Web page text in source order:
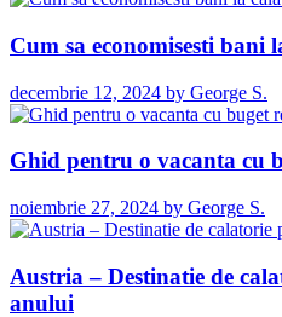
Cum sa economisesti bani
decembrie 12, 2024 by George S.
Ghid pentru o vacanta cu
noiembrie 27, 2024 by George S.
Austria – Destinatie de
anului